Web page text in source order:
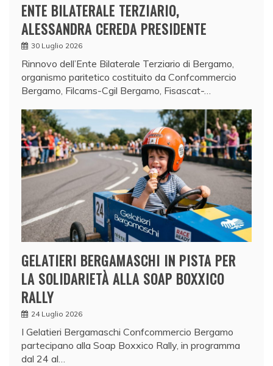
ENTE BILATERALE TERZIARIO,
ALESSANDRA CEREDA PRESIDENTE
30 Luglio 2026
Rinnovo dell’Ente Bilaterale Terziario di Bergamo,
organismo paritetico costituito da Confcommercio
Bergamo, Filcams-Cgil Bergamo, Fisascat-…
GELATIERI BERGAMASCHI IN PISTA PER
LA SOLIDARIETÀ ALLA SOAP BOXXICO
RALLY
24 Luglio 2026
I Gelatieri Bergamaschi Confcommercio Bergamo
partecipano alla Soap Boxxico Rally, in programma
dal 24 al…